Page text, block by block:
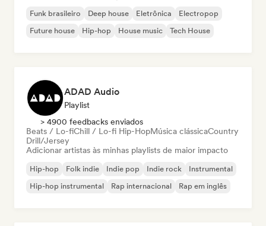
Funk brasileiro Deep house Eletrônica
Electropop
Future house
Hip-hop House music Tech House
ADAD Audio
Playlist
> 4900 feedbacks enviados
Beats / Lo-fiChill / Lo-fi Hip-HopMúsica clássicaCountry
Drill/Jersey
Adicionar artistas às minhas playlists de maior impacto
Hip-hop Folk indie Indie pop Indie rock
Instrumental
Hip-hop instrumental
Rap internacional Rap em inglês